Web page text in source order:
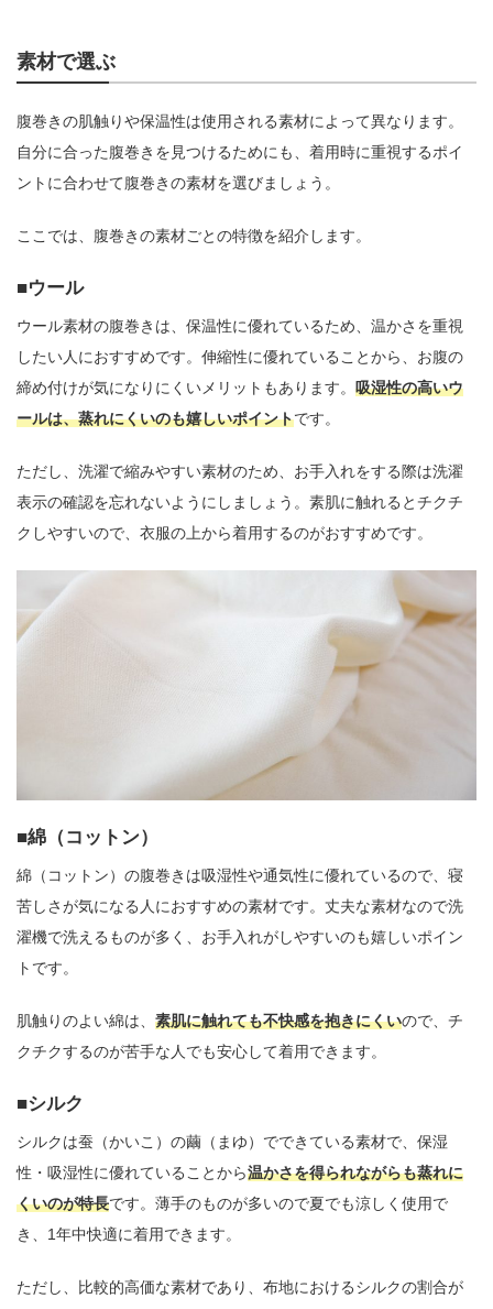
素材で選ぶ
腹巻きの肌触りや保温性は使用される素材によって異なります。
自分に合った腹巻きを見つけるためにも、着用時に重視するポイ
ントに合わせて腹巻きの素材を選びましょう。
ここでは、腹巻きの素材ごとの特徴を紹介します。
ウール
ウール素材の腹巻きは、保温性に優れているため、温かさを重視
したい人におすすめです。伸縮性に優れていることから、お腹の
締め付けが気になりにくいメリットもあります。 吸湿性の高いウ
ールは、蒸れにくいのも嬉しいポイントです。
ただし、洗濯で縮みやすい素材のため、お手入れをする際は洗濯
表示の確認を忘れないようにしましょう。素肌に触れるとチクチ
クしやすいので、衣服の上から着用するのがおすすめです。
綿（コットン）
綿（コットン）の腹巻きは吸湿性や通気性に優れているので、寝
苦しさが気になる人におすすめの素材です。丈夫な素材なので洗
濯機で洗えるものが多く、お手入れがしやすいのも嬉しいポイン
トです。
肌触りのよい綿は、 素肌に触れても不快感を抱きにくいので、チ
クチクするのが苦手な人でも安心して着用できます。
シルク
シルクは蚕（かいこ）の繭（まゆ）でできている素材で、保湿
性・吸湿性に優れていることから温かさを得られながらも蒸れに
くいのが特長です。薄手のものが多いので夏でも涼しく使用で
き、1年中快適に着用できます。
ただし、比較的高価な素材であり、布地におけるシルクの割合が